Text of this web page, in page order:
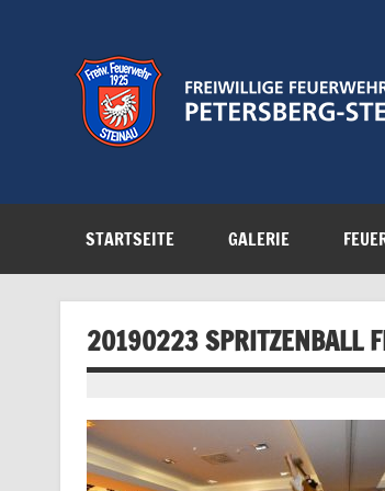
STARTSEITE GALERIE
20190223 SPRITZENBALL